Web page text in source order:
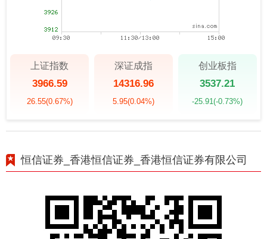
上证指数
3966.59
26.55(0.67%)
深证成指
14316.96
5.95(0.04%)
创业板指
3537.21
-25.91(-0.73%)
恒信证券_香港恒信证券_香港恒信证券有限公司